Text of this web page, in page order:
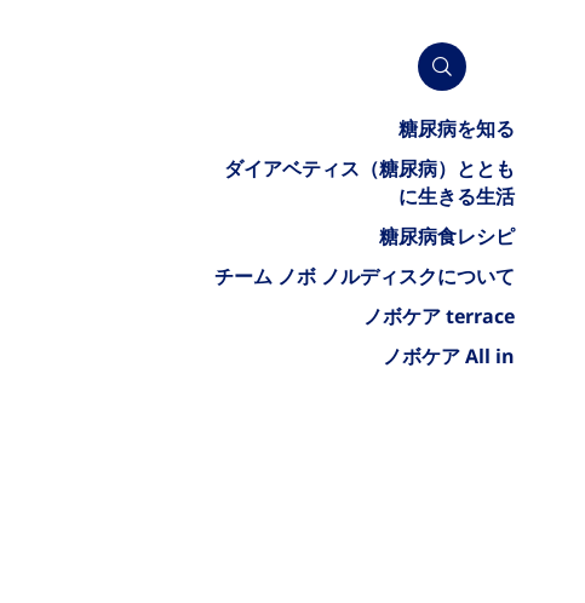
糖尿病を知る
ダイアベティス（糖尿病）ととも
に生きる生活
糖尿病食レシピ
チーム ノボ ノルディスクについて
ノボケア terrace
ノボケア All in